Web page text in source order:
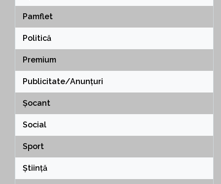
Pamflet
Politică
Premium
Publicitate/Anunțuri
Șocant
Social
Sport
Știință